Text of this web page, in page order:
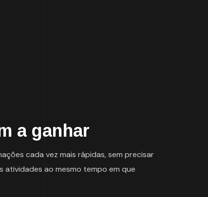
a ganhar
cada vez mais rápidas, sem precisar
atividades ao mesmo tempo em que